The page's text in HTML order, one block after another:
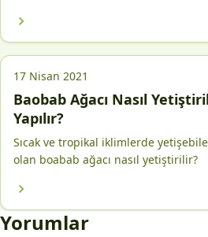
17 Nisan 2021
Baobab Ağacı Nasıl
Yapılır?
Sıcak ve tropikal iklimlerde
olan boabab ağacı nasıl yetiştirilir?
Yorumlar